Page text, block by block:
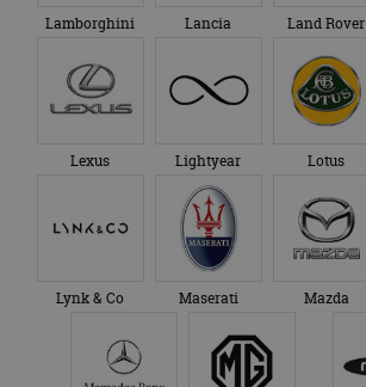
Lamborghini Lancia Land Rover
Lexus Lightyear Lotus
Lynk & Co Maserati Mazda